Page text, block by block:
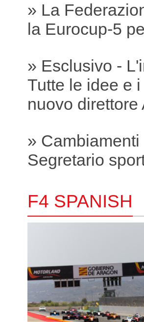
» La
la Eurocup-5
» Esclusivo -
Tutte le idee e
nuovo direttore
»
Segretario
F4 SPANISH